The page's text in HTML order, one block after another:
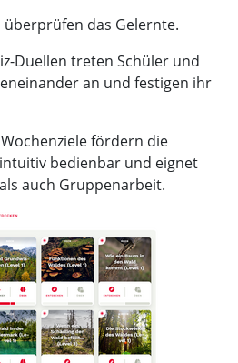
überprüfen das Gelernte.
Duellen treten Schüler und
an und festigen ihr
fördern die
bedienbar und eignet
auch Gruppenarbeit.